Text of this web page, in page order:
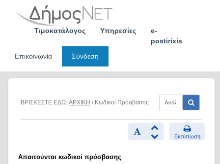
Τιμοκατάλογος Υπηρεσίες
e-
postirixis
Επικοινωνία
Σύνδεση
ΒΡΙΣΚΕΣΤΕ ΕΔΩ: ΑΡΧΙΚΗ / Κωδικοί Πρόσβασης
Εκτύπωση
Απαιτούνται κωδικοί πρόσβασης